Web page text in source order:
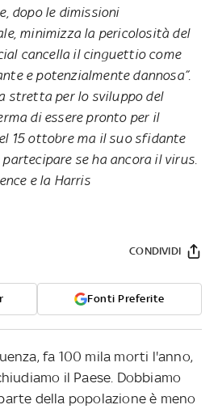
dopo le dimissioni
minimizza la pericolosità del
cancella il cinguettio come
e potenzialmente dannosa”.
stretta per lo sviluppo del
di essere pronto per il
15 ottobre ma il suo sfidante
se ha ancora il virus.
e la Harris
Fonti Preferite
CONDIVIDI
fa 100 mila morti l'anno,
il Paese. Dobbiamo
della popolazione è meno